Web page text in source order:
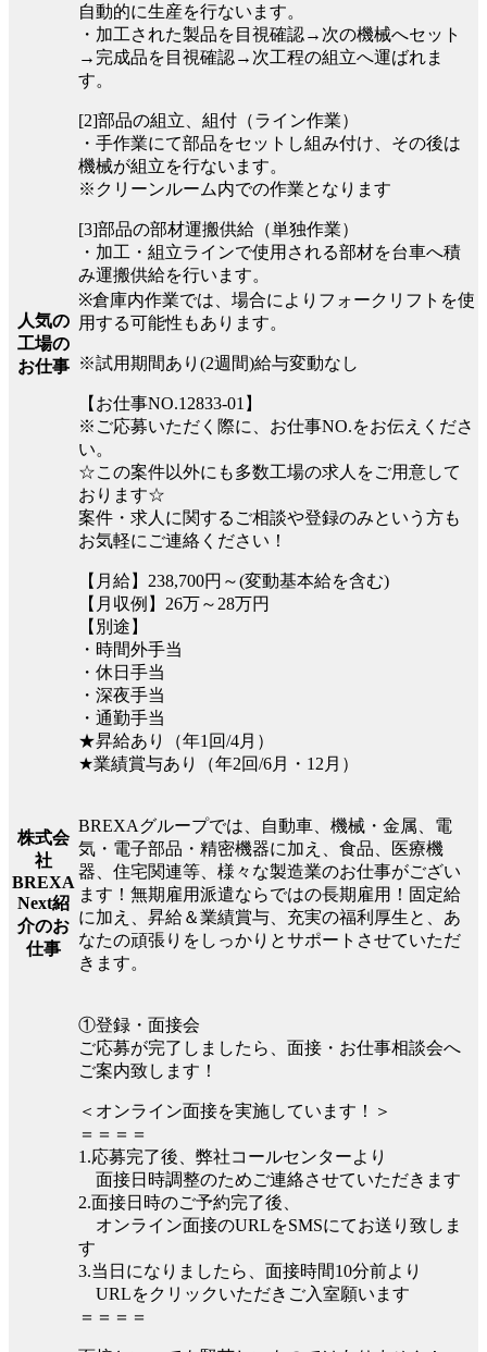
人気の
工場の
お仕事
自動的に生産を行ないます。
・加工された製品を目視確認→次の機械へセット
→完成品を目視確認→次工程の組立へ運ばれま
す。
[2]部品の組立、組付（ライン作業）
・手作業にて部品をセットし組み付け、その後は
機械が組立を行ないます。
※クリーンルーム内での作業となります
[3]部品の部材運搬供給（単独作業）
・加工・組立ラインで使用される部材を台車へ積
み運搬供給を行います。
※倉庫内作業では、場合によりフォークリフトを使
用する可能性もあります。
※試用期間あり(2週間)給与変動なし
【お仕事NO.12833-01】
※ご応募いただく際に、お仕事NO.をお伝えくださ
い。
☆この案件以外にも多数工場の求人をご用意して
おります☆
案件・求人に関するご相談や登録のみという方も
お気軽にご連絡ください！
【月給】238,700円～(変動基本給を含む)
【月収例】26万～28万円
【別途】
・時間外手当
・休日手当
・深夜手当
・通勤手当
★昇給あり（年1回/4月）
★業績賞与あり（年2回/6月・12月）
株式会
社
BREXA
Next紹
介のお
仕事
BREXAグループでは、自動車、機械・金属、電
気・電子部品・精密機器に加え、食品、医療機
器、住宅関連等、様々な製造業のお仕事がござい
ます！無期雇用派遣ならではの長期雇用！固定給
に加え、昇給＆業績賞与、充実の福利厚生と、あ
なたの頑張りをしっかりとサポートさせていただ
きます。
①登録・面接会
ご応募が完了しましたら、面接・お仕事相談会へ
ご案内致します！
＜オンライン面接を実施しています！＞
＝＝＝＝
1.応募完了後、弊社コールセンターより
面接日時調整のためご連絡させていただきます
2.面接日時のご予約完了後、
オンライン面接のURLをSMSにてお送り致しま
す
3.当日になりましたら、面接時間10分前より
URLをクリックいただきご入室願います
＝＝＝＝